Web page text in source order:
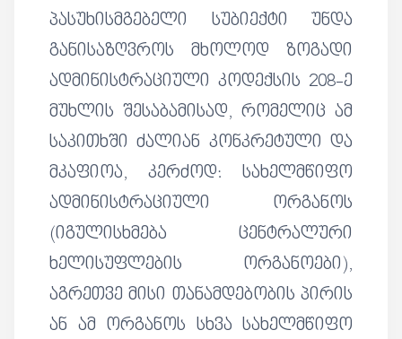
პასუხისმგებელი სუბიექტი უნდა
განისაზღვროს მხოლოდ ზოგადი
ადმინისტრაციული კოდექსის 208-ე
მუხლის შესაბამისად, რომელიც ამ
საკითხში ძალიან კონკრეტული და
მკაფიოა, კერძოდ: სახელმწიფო
ადმინისტრაციული ორგანოს
(იგულისხმება ცენტრალური
ხელისუფლების ორგანოები),
აგრეთვე მისი თანამდებობის პირის
ან ამ ორგანოს სხვა სახელმწიფო